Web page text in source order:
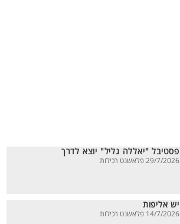
פסטיבל "יאללה גליל" יוצא לדרך
29/7/2026 פלאשנט רכילות
יש אליפות
14/7/2026 פלאשנט רכילות